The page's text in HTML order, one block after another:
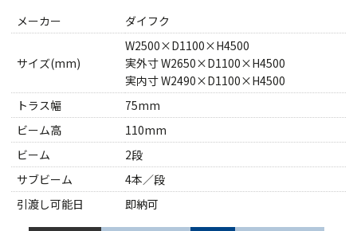
メーカー ダイフク
サイズ(mm)
W2500×D1100×H4500
実外寸 W2650×D1100×H4500
実内寸 W2490×D1100×H4500
トラス幅
75mm
ビーム高
110mm
ビーム
2段
サブビーム
4本／段
引渡し可能日
即納可